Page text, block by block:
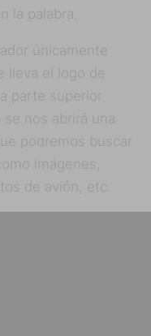
la palabra.
únicamente
lleva el logo de
parte superior
nos abrirá una
podremos buscar
imágenes,
de avión, etc.